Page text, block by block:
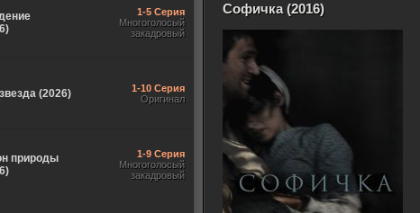
Софичка (2016)
1-5 Серия
Многоголосый
закадровый
(2026)
1-10 Серия
Оригинал
природы
1-9 Серия
Многоголосый
закадровый